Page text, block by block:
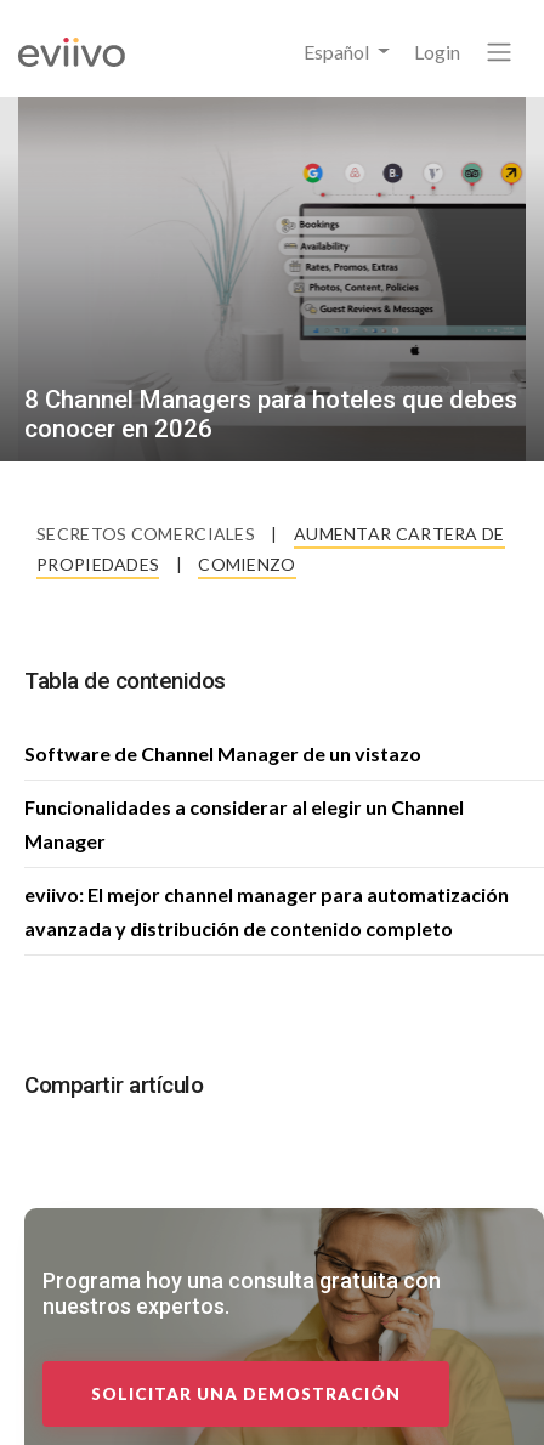
Español Login
8 Channel Managers para hoteles que debes
conocer en 2026
SECRETOS COMERCIALES |
AUMENTAR CARTERA DE
PROPIEDADES
| COMIENZO
Tabla de contenidos
Software de Channel Manager de un vistazo
Funcionalidades a considerar al elegir un Channel
Manager
eviivo: El mejor channel manager para automatización
avanzada y distribución de contenido completo
Compartir artículo
Programa hoy una consulta gratuita con
nuestros expertos.
SOLICITAR UNA DEMOSTRACIÓN